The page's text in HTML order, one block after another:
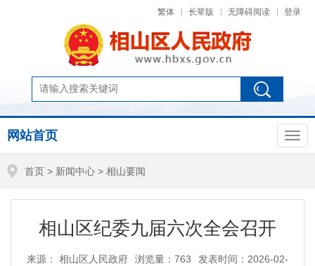
繁体 长辈版 无障碍阅读 登录
网站首页
首页 > 新闻中心 > 相山要闻
相山区纪委九届六次全会召开
来源： 相山区人民政府 浏览量： 763
发表时间：2026-02-